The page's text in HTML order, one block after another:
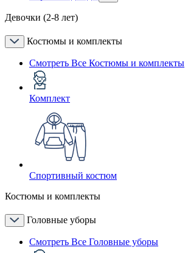
Девочки (2-8 лет)
Костюмы и комплекты
Смотреть Все Костюмы и комплекты
Комплект
Спортивный костюм
Костюмы и комплекты
Головные уборы
Смотреть Все Головные уборы